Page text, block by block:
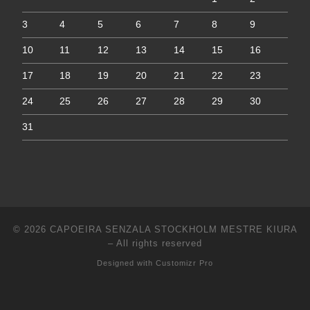
3 4 5 6 7 8 9
10 11 12 13 14 15 16
17 18 19 20 21 22 23
24 25 26 27 28 29 30
31
© 2026 CAPOEIRA SENZALA STOCKHOLM MESTRE KIURA
– All rights reserved
Designed with Customizr Pro